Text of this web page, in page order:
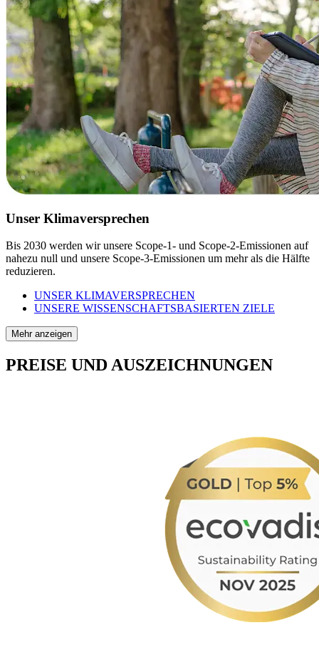
Unser Klimaversprechen
Bis 2030 werden wir unsere Scope-1- und Scope-2-Emissionen auf
nahezu null und unsere Scope-3-Emissionen um mehr als die Hälfte
reduzieren.
UNSER KLIMAVERSPRECHEN
UNSERE WISSENSCHAFTSBASIERTEN ZIELE
Mehr anzeigen
PREISE UND AUSZEICHNUNGEN